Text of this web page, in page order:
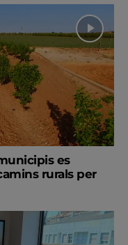
es
rurals per